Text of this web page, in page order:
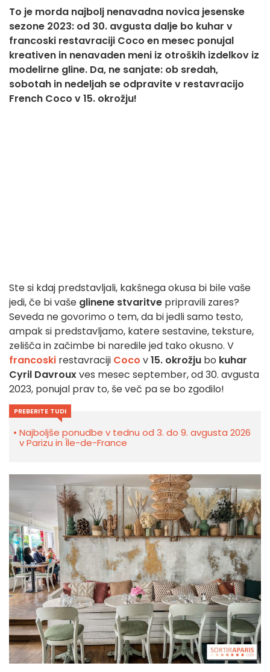
To je morda najbolj nenavadna novica jesenske
sezone 2023: od 30. avgusta dalje bo kuhar v
francoski restavraciji Coco en mesec ponujal
kreativen in nenavaden meni iz otroških izdelkov iz
modelirne gline. Da, ne sanjate: ob sredah,
sobotah in nedeljah se odpravite v restavracijo
French Coco v 15. okrožju!
Ste si kdaj predstavljali, kakšnega okusa bi bile vaše
jedi, če bi vaše glinene stvaritve pripravili zares?
Seveda ne govorimo o tem, da bi jedli samo testo,
ampak si predstavljamo, katere sestavine, teksture,
zelišča in začimbe bi naredile jed tako okusno. V
francoski restavraciji Coco v15. okrožju bo kuhar
Cyril Davrouxves mesec september, od 30. avgusta
2023, ponujal prav to, še več pa se bo zgodilo!
PREBERITE TUDI
Najboljše ponudbe v tednu od 3. do 9. avgusta 2026
v Parizu in Île-de-France